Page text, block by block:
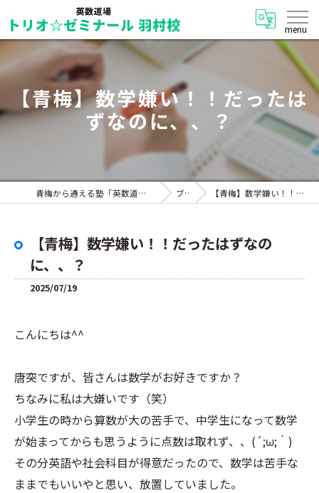
【青梅】数学嫌い！！だったは
ずなのに、、？
青梅から通える塾「英数道場 トリオ☆ゼミナール 羽村校」 ブログ 【青梅】数学嫌い！！だったはずなのに、、？
【青梅】数学嫌い！！だったはずなの
に、、？
2025/07/19
こんにちは^^
唐突ですが、皆さんは数学がお好きですか？
ちなみに私は大嫌いです（笑）
小学生の時から算数が大の苦手で、中学生になって数学
が始まってからも思うように点数は取れず、、(´;ω;｀)
その分英語や社会科目が得意だったので、数学は苦手な
ままでもいいやと思い、放置していました。